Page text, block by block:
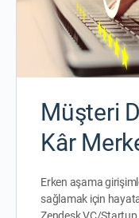
Müşteri
Kâr
Erken aşama
sağlamak için